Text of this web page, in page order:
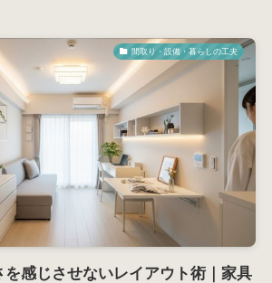
間取り・設備・暮らしの工夫
を感じさせないレイアウト術｜家具